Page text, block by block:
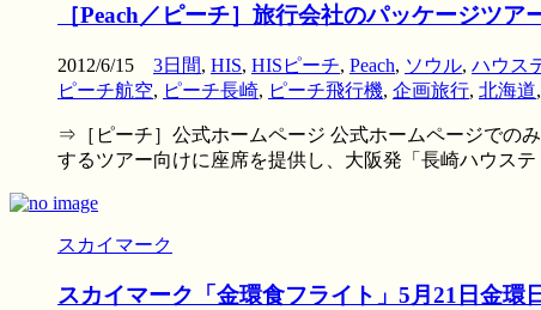
［Peach／ピーチ］旅行会社のパッケージツ
2012/6/15 3日間, HIS, HISピーチ, Peach, ソウル, ハウス
ピーチ航空, ピーチ長崎, ピーチ飛行機, 企画旅行, 北海道,
⇒［ピーチ］公式ホームページ 公式ホームページでの
するツアー向けに座席を提供し、大阪発「長崎ハウステ
スカイマーク
スカイマーク「金環食フライト」5月21日金